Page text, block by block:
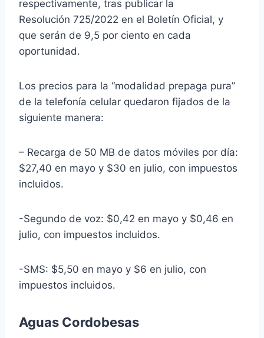
respectivamente, tras publicar la
Resolución 725/2022 en el Boletín Oficial, y
que serán de 9,5 por ciento en cada
oportunidad.
Los precios para la “modalidad prepaga pura”
de la telefonía celular quedaron fijados de la
siguiente manera:
– Recarga de 50 MB de datos móviles por día:
$27,40 en mayo y $30 en julio, con impuestos
incluidos.
-Segundo de voz: $0,42 en mayo y $0,46 en
julio, con impuestos incluidos.
-SMS: $5,50 en mayo y $6 en julio, con
impuestos incluidos.
Aguas Cordobesas